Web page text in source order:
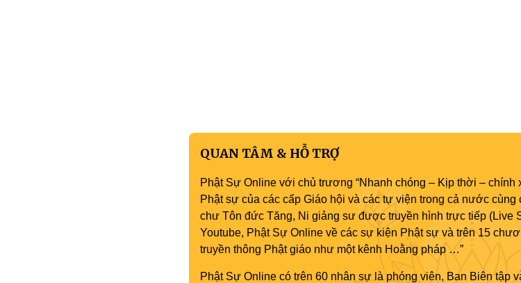
QUAN TÂM & HỖ TRỢ
Phật Sự Online với chủ trương “Nhanh chóng – Kịp thời – chính
Phật sự của các cấp Giáo hội và các tự viện trong cả nước
chư Tôn đức Tăng, Ni giảng sư được truyền hình trực tiếp (Live
Youtube, Phật Sự Online về các sự kiện Phật sự và trên 15
truyền thông Phật giáo như một kênh Hoằng pháp …”
Phật Sự Online có trên 60 nhân sự là phóng viên, Ban Biên tập